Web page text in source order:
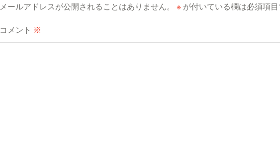
メールアドレスが公開されることはありません。 ※ が付いている欄は必須項
コメント ※